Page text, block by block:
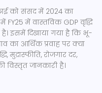
को संसद में 2024 का
FY25 में वास्तविक GDP वृद्धि
इसमें दिखाया गया है कि भू-
का आर्थिक प्रवाह पर क्या
मुद्रास्फीति, रोजगार दर,
विस्तृत जानकारी है।